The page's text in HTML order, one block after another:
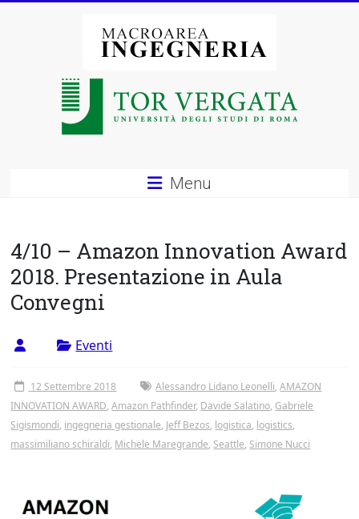
Macroarea
degli
Studi
di
Roma
Tor
Vergata
Menu
4/10 – Amazon Innovation Award
2018. Presentazione in Aula
Convegni
Eventi
12 Settembre 2018 Alessandro Lidano Leonelli,AMAZON
INNOVATION AWARD,Amazon Pathfinder, Davide Salatino, Gabriele
Sigismondi, ingegneria gestionale, Jeff Bezos, logistica, logistics,
massimiliano schiraldi, Michele Maregrande, Seattle, Simone Nucci